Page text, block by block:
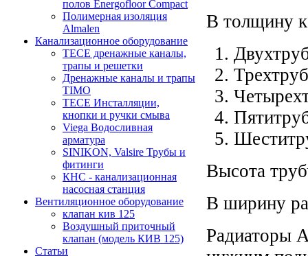
полов Energofloor Compact
Полимерная изоляция
Almalen
Канализационное оборудование
TECE дренажные каналы,
трапы и решетки
Дренажные каналы и трапы
TIMO
TECE Инсталляции,
кнопки и ручки смыва
Viega Водосливная
арматура
SINIKON, Valsire Трубы и
фитинги
КНС - канализационная
насосная станция
Вентиляционное оборудование
клапан кив 125
Воздушный приточный
клапан (модель КИВ 125)
Статьи
В толщину
Высота
В ширину
Радиаторы